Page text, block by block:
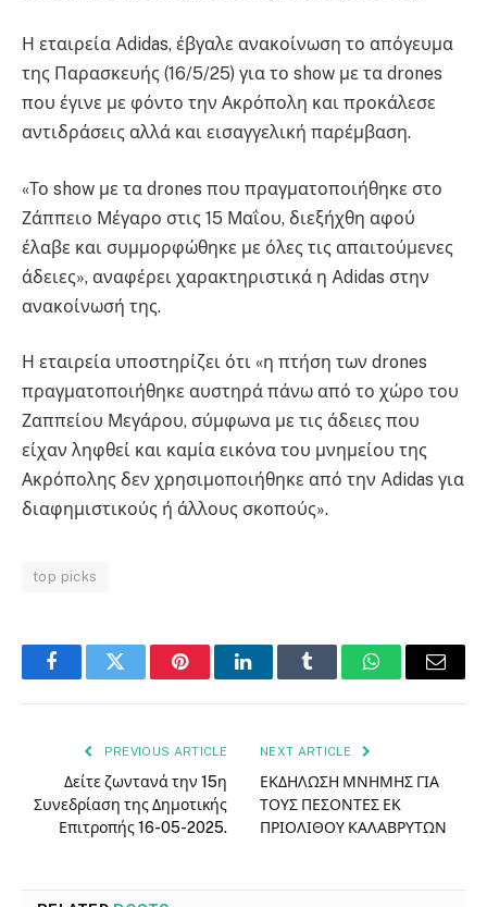
Η εταιρεία Adidas, έβγαλε ανακοίνωση το απόγευμα
της Παρασκευής (16/5/25) για το show με τα drones
που έγινε με φόντο την Ακρόπολη και προκάλεσε
αντιδράσεις αλλά και εισαγγελική παρέμβαση.
«Το show με τα drones που πραγματοποιήθηκε στο
Ζάππειο Μέγαρο στις 15 Μαΐου, διεξήχθη αφού
έλαβε και συμμορφώθηκε με όλες τις απαιτούμενες
άδειες», αναφέρει χαρακτηριστικά η Adidas στην
ανακοίνωσή της.
Η εταιρεία υποστηρίζει ότι «η πτήση των drones
πραγματοποιήθηκε αυστηρά πάνω από το χώρο του
Ζαππείου Μεγάρου, σύμφωνα με τις άδειες που
είχαν ληφθεί και καμία εικόνα του μνημείου της
Ακρόπολης δεν χρησιμοποιήθηκε από την Adidas για
διαφημιστικούς ή άλλους σκοπούς».
top picks
FacebookTwitter PinterestLinkedInTumblr WhatsAppEmail
PREVIOUS ARTICLE
Δείτε ζωντανά την 15η
Συνεδρίαση της Δημοτικής
Επιτροπής 16-05-2025.
NEXT ARTICLE
ΕΚΔΗΛΩΣΗ ΜΝΗΜΗΣ ΓΙΑ
ΤΟΥΣ ΠΕΣΟΝΤΕΣ ΕΚ
ΠΡΙΟΛΙΘΟΥ ΚΑΛΑΒΡΥΤΩΝ